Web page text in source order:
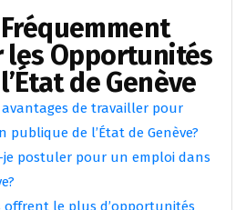
les Opportunités
de Genève
de travailler pour
publique de l’État de Genève?
je postuler pour un emploi dans
offrent le plus d’opportunités